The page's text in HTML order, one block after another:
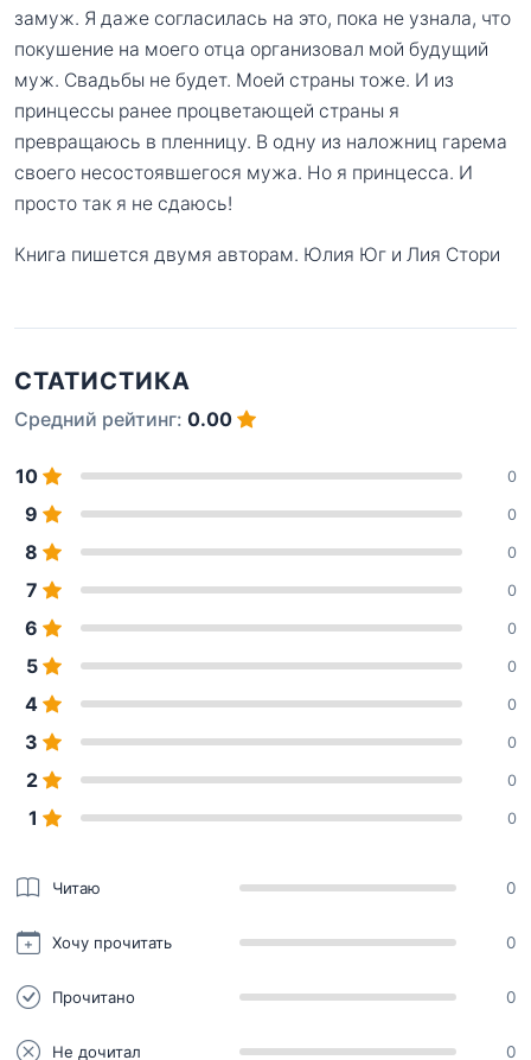
замуж. Я даже согласилась на это, пока не узнала, что
покушение на моего отца организовал мой будущий
муж. Свадьбы не будет. Моей страны тоже. И из
принцессы ранее процветающей страны я
превращаюсь в пленницу. В одну из наложниц гарема
своего несостоявшегося мужа. Но я принцесса. И
просто так я не сдаюсь!
Книга пишется двумя авторам. Юлия Юг и Лия Стори
СТАТИСТИКА
Средний рейтинг: 0.00
10 0
9 0
8 0
7 0
6 0
5 0
4 0
3 0
2 0
1 0
Читаю 0
Хочу прочитать 0
Прочитано 0
Не дочитал 0